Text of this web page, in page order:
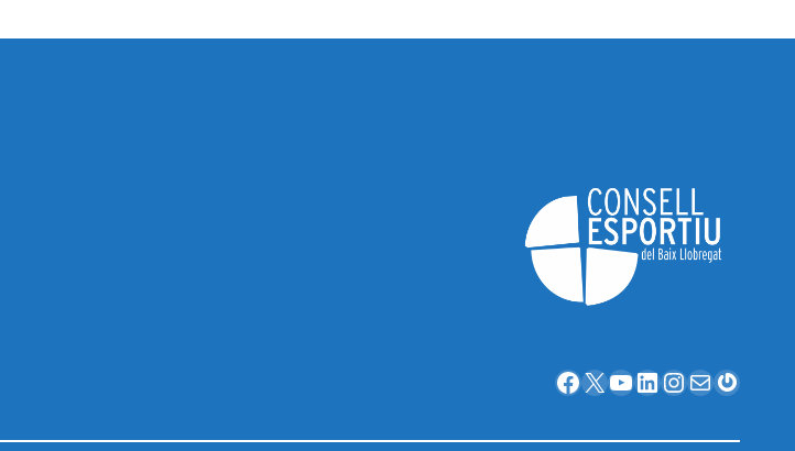
Facebook X YouTube LinkedIn InstagramCorreu electrònic Gravatar